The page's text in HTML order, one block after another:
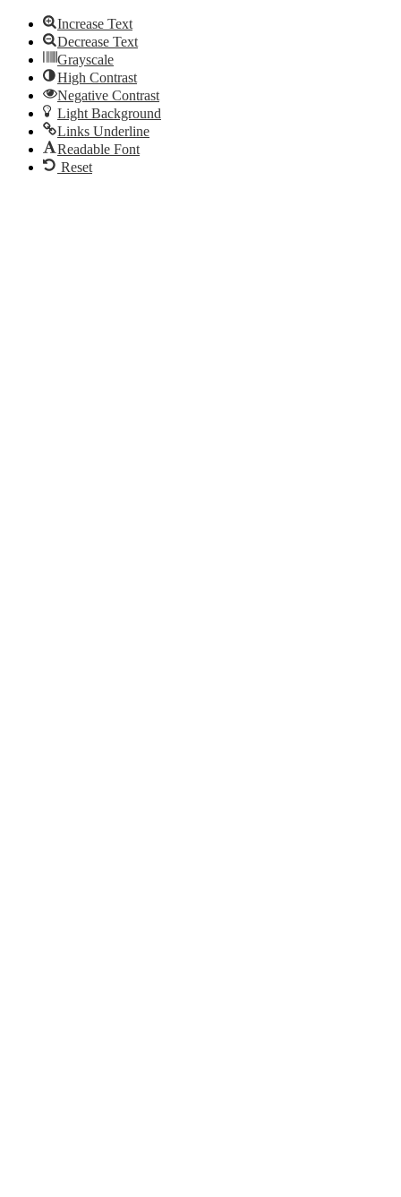
Increase Text
Decrease Text
Grayscale
High Contrast
Negative Contrast
Light Background
Links Underline
Readable Font
Reset